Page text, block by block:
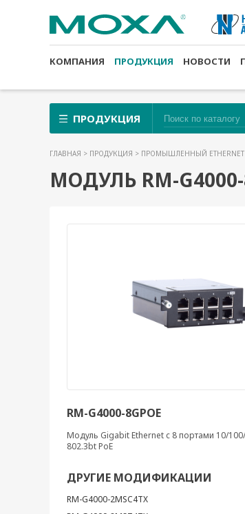
КОМПАНИЯ ПРОДУКЦИЯ НОВОСТИ
ПРОДУКЦИЯ
ГЛАВНАЯ > ПРОДУКЦИЯ > ПРОМЫШЛЕННЫЙ ETHERNET
МОДУЛЬ RM-G4000-
RM-G4000-8GPOE
Модуль Gigabit Ethernet c 8 портами 10/100/
802.3bt PoE
ДРУГИЕ МОДИФИКАЦИИ
RM-G4000-2MSC4TX